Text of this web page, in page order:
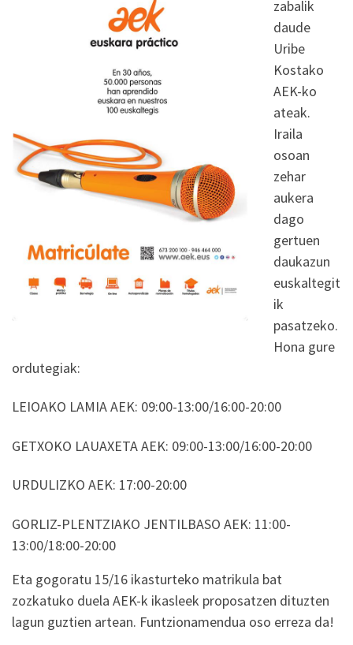
zabalik
daude
Uribe
Kostako
AEK-ko
ateak.
Iraila
osoan
zehar
aukera
dago
gertuen
daukazun
euskaltegit
ik
pasatzeko.
Hona gure
ordutegiak:
LEIOAKO LAMIA AEK: 09:00-13:00/16:00-20:00
GETXOKO LAUAXETA AEK: 09:00-13:00/16:00-20:00
URDULIZKO AEK: 17:00-20:00
GORLIZ-PLENTZIAKO JENTILBASO AEK: 11:00-
13:00/18:00-20:00
Eta gogoratu 15/16 ikasturteko matrikula bat
zozkatuko duela AEK-k ikasleek proposatzen dituzten
lagun guztien artean. Funtzionamendua oso erreza da!